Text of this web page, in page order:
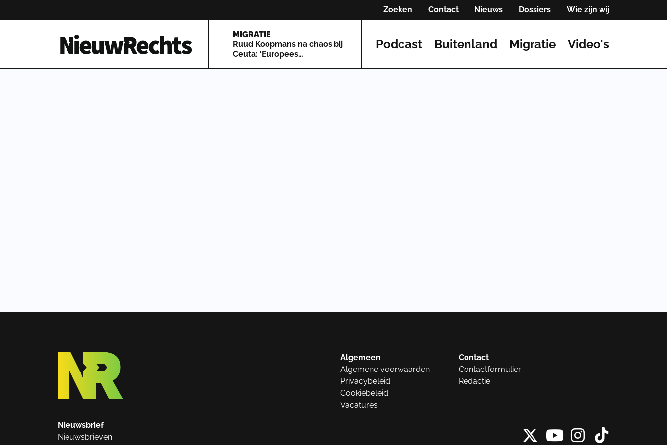
Zoeken Contact Nieuws Dossiers Wie zijn wij
Homepage van NieuwRechts
MIGRATIE
Ruud Koopmans na chaos bij
Ceuta: ‘Europees
Podcast Buitenland Migratie Video's
Algemeen
Algemene voorwaarden
Privacybeleid
Cookiebeleid
Vacatures
Contact
Contactformulier
Redactie
Nieuwsbrief
Nieuwsbrieven
X vanInstagram
Tiktok